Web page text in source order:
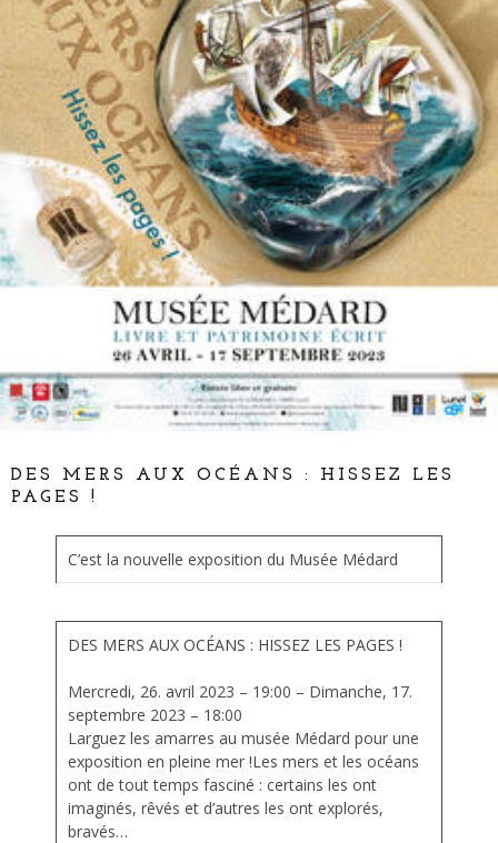
DES MERS AUX OCÉANS : HISSEZ LES
PAGES !
C’est la nouvelle exposition du Musée Médard
DES MERS AUX OCÉANS : HISSEZ LES PAGES !
Mercredi, 26. avril 2023 – 19:00 – Dimanche, 17.
septembre 2023 – 18:00
Larguez les amarres au musée Médard pour une
exposition en pleine mer !Les mers et les océans
ont de tout temps fasciné : certains les ont
imaginés, rêvés et d’autres les ont explorés,
bravés…